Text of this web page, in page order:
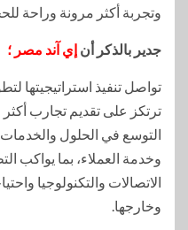
وتجربة أكثر مرونة وراحة
جدير بالذكر أن إي آند مصر ؛
تواصل تنفيذ استراتيجيتها
ترتكز على تقديم تجارب
التوسع في الحلول
وخدمة العملاء، بما يواكب
الاتصالات والتكنولوجيا
وخارجها.